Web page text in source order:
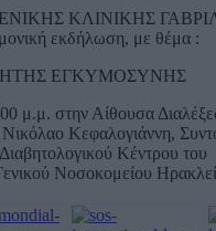
«ΓΕΝΙΚΗΣ ΚΛΙΝΙΚΗΣ
εκδήλωση, με θέμα :
ΕΓΚΥΜΟΣΥΝΗΣ
μ.μ. στην Αίθουσα
Κεφαλογιάννη,
Κέντρου του
Νοσοκομείου